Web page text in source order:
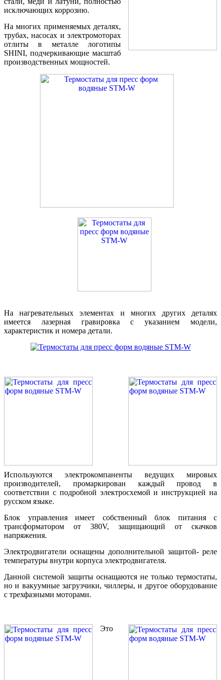
исключающих коррозию.
На многих применяемых деталях,
трубах, насосах и электромоторах
отлиты в металле логотипы
SHINI, подчеркивающие масштаб
производственных мощностей.
На нагревательных элементах и многих других деталях
имеется лазерная гравировка с указанием модели,
характеристик и номера детали.
Используются электрокомпаненты ведущих мировых
производителей, промаркирован каждый провод в
соответствии с подробной электросхемой и инструкцией на
русском языке.
Блок управления имеет собственный блок питания с
трансформатором от 380V, защищающий от скачков
напряжения.
Электродвигатели оснащены дополнительной защитой- реле
температуры внутри корпуса электродвигателя.
Данной системой защиты оснащаются не только термостаты,
но и вакуумные загрузчики, чиллеры, и другое оборудование
с трехфазными моторами.
Это